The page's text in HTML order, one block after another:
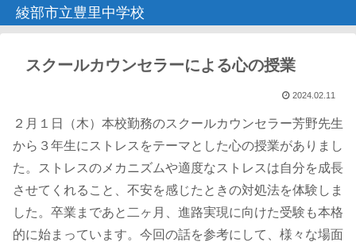
綾部市立豊里中学校
スクールカウンセラーによる心の授業
2024.02.11
２月１日（木）本校勤務のスクールカウンセラー芳野先生
から３年生にストレスをテーマとした心の授業がありまし
た。ストレスのメカニズムや適度なストレスは自分を成長
させてくれること、不安を感じたときの対処法を体験しま
した。卒業まであと二ヶ月、進路実現に向けた受験も本格
的に始まっています。今回の話を参考にして、様々な場面